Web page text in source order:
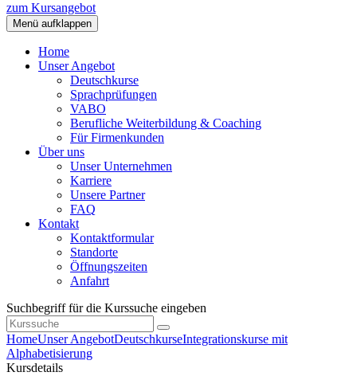
zum Kursangebot
Menü aufklappen
Home
Unser Angebot
Deutschkurse
Sprachprüfungen
VABO
Berufliche Weiterbildung & Coaching
Für Firmenkunden
Über uns
Unser Unternehmen
Karriere
Unsere Partner
FAQ
Kontakt
Kontaktformular
Standorte
Öffnungszeiten
Anfahrt
Suchbegriff für die Kurssuche eingeben
HomeUnser AngebotDeutschkurseIntegrationskurse mit
Alphabetisierung
Kursdetails